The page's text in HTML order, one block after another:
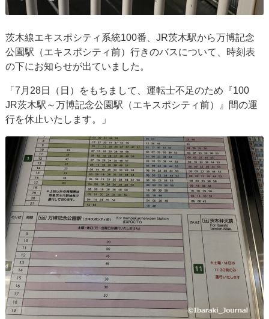
茨木線エキスポシティ系統100番、JR茨木駅から万博記念
公園駅（エキスポシティ前）行きのバスについて、時刻表
の下にお知らせが出ていました。
「7月28日（日）をもちまして、運転士不足のため『100
JR茨木駅～万博記念公園駅（エキスポシティ前）』間の運
行を休止いたします。」